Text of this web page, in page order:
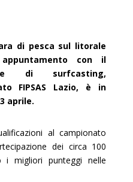
di pesca sul litorale
con il
di surfcasting,
FIPSAS Lazio, è in
aprile.
al campionato
dei circa 100
migliori punteggi nelle